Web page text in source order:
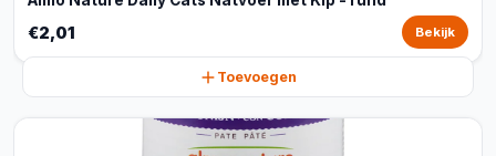
€2,01 Bekijk
Toevoegen